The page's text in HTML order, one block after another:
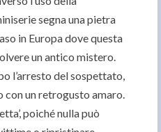
segna una pietra
in Europa dove questa
un antico mistero.
l’arresto del sospettato,
con un retrogusto amaro.
poiché nulla può